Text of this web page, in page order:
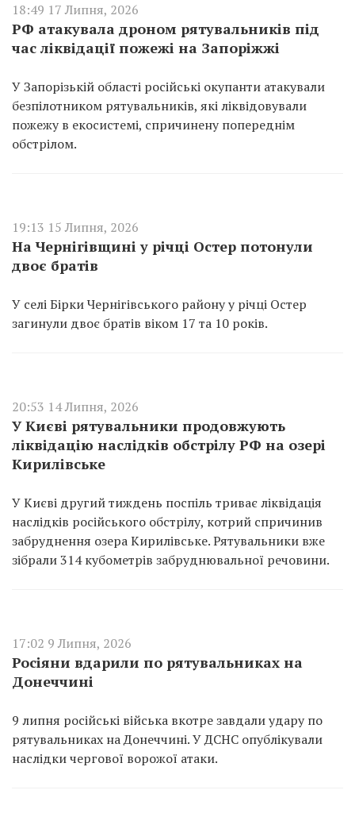
18:49 17 Липня, 2026
РФ атакувала дроном рятувальників під
час ліквідації пожежі на Запоріжжі
У Запорізькій області російські окупанти атакували
безпілотником рятувальників, які ліквідовували
пожежу в екосистемі, спричинену попереднім
обстрілом.
19:13 15 Липня, 2026
На Чернігівщині у річці Остер потонули
двоє братів
У селі Бірки Чернігівського району у річці Остер
загинули двоє братів віком 17 та 10 років.
20:53 14 Липня, 2026
У Києві рятувальники продовжують
ліквідацію наслідків обстрілу РФ на озері
Кирилівське
У Києві другий тиждень поспіль триває ліквідація
наслідків російського обстрілу, котрий спричинив
забруднення озера Кирилівське. Рятувальники вже
зібрали 314 кубометрів забруднювальної речовини.
17:02 9 Липня, 2026
Росіяни вдарили по рятувальниках на
Донеччині
9 липня російські війська вкотре завдали удару по
рятувальниках на Донеччині. У ДСНС опублікували
наслідки чергової ворожої атаки.